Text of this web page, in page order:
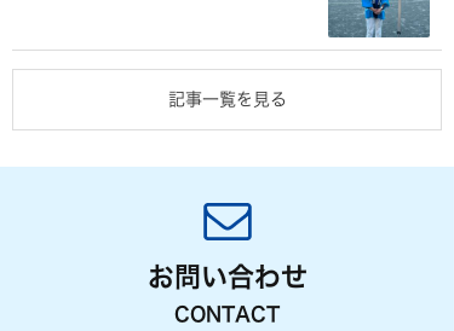
記事一覧を見る
お問い合わせ
CONTACT